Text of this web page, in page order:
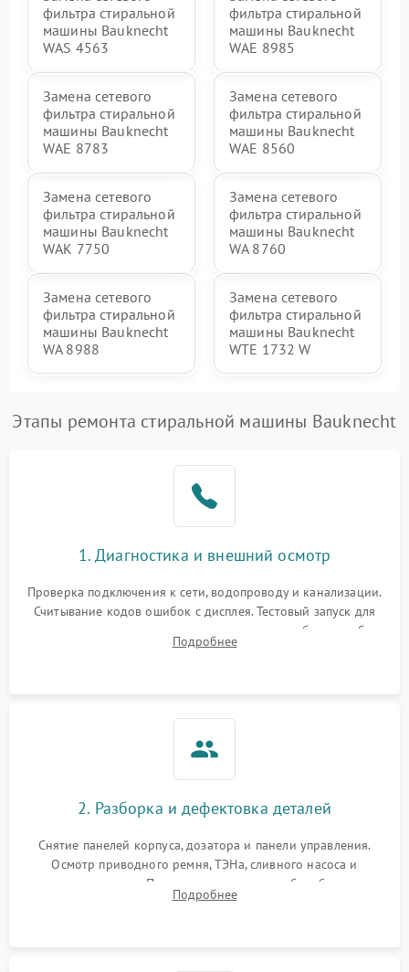
фильтра стиральной
машины Bauknecht
WAS 4563
фильтра стиральной
машины Bauknecht
WAE 8985
Замена сетевого
фильтра стиральной
машины Bauknecht
WAE 8783
Замена сетевого
фильтра стиральной
машины Bauknecht
WAE 8560
Замена сетевого
фильтра стиральной
машины Bauknecht
WAK 7750
Замена сетевого
фильтра стиральной
машины Bauknecht
WA 8760
Замена сетевого
фильтра стиральной
машины Bauknecht
WA 8988
Замена сетевого
фильтра стиральной
машины Bauknecht
WTE 1732 W
Этапы ремонта стиральной машины Bauknecht
1. Диагностика и внешний осмотр
Проверка подключения к сети, водопроводу и канализации.
Считывание кодов ошибок с дисплея. Тестовый запуск для
выявления посторонних шумов, протечек или сбоев в работе
электронного модуля управления.
Подробнее
2. Разборка и дефектовка деталей
Снятие панелей корпуса, дозатора и панели управления.
Осмотр приводного ремня, ТЭНа, сливного насоса и
амортизаторов. Проверка подшипников барабана и
крестовины на износ, а манжеты люка на разрывы.
Подробнее